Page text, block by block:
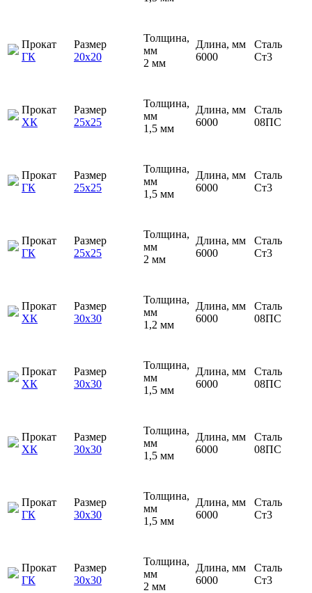
Прокат
ГК
Размер
20х20
Толщина,
мм
2 мм
Длина, мм
6000
Сталь
Ст3
Прокат
ХК
Размер
25х25
Толщина,
мм
1,5 мм
Длина, мм
6000
Сталь
08ПС
Прокат
ГК
Размер
25х25
Толщина,
мм
1,5 мм
Длина, мм
6000
Сталь
Ст3
Прокат
ГК
Размер
25х25
Толщина,
мм
2 мм
Длина, мм
6000
Сталь
Ст3
Прокат
ХК
Размер
30х30
Толщина,
мм
1,2 мм
Длина, мм
6000
Сталь
08ПС
Прокат
ХК
Размер
30х30
Толщина,
мм
1,5 мм
Длина, мм
6000
Сталь
08ПС
Прокат
ХК
Размер
30х30
Толщина,
мм
1,5 мм
Длина, мм
6000
Сталь
08ПС
Прокат
ГК
Размер
30х30
Толщина,
мм
1,5 мм
Длина, мм
6000
Сталь
Ст3
Прокат
ГК
Размер
30х30
Толщина,
мм
2 мм
Длина, мм
6000
Сталь
Ст3